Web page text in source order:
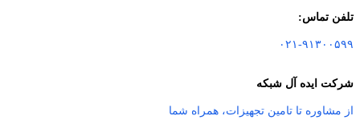
تلفن تماس:
۰۲۱-۹۱۳۰۰۵۹۹
شرکت ایده آل شبکه
از مشاوره تا تامین تجهیزات، همراه شما